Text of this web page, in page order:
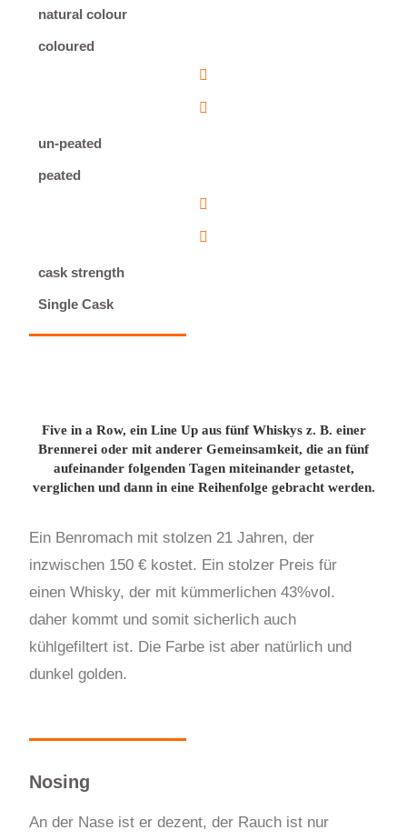
natural colour
coloured
un-peated
peated
cask strength
Single Cask
Five in a Row, ein Line Up aus fünf Whiskys z. B. einer
Brennerei oder mit anderer Gemeinsamkeit, die an fünf
aufeinander folgenden Tagen miteinander getastet,
verglichen und dann in eine Reihenfolge gebracht werden.
Ein Benromach mit stolzen 21 Jahren, der
inzwischen 150 € kostet. Ein stolzer Preis für
einen Whisky, der mit kümmerlichen 43%vol.
daher kommt und somit sicherlich auch
kühlgefiltert ist. Die Farbe ist aber natürlich und
dunkel golden.
Nosing
An der Nase ist er dezent, der Rauch ist nur